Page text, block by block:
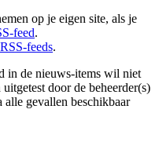
op je eigen site, als je
.
feeds.
in de nieuws-items wil niet
door de beheerder(s)
gevallen beschikbaar